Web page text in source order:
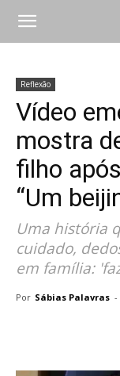
Reflexão
Vídeo
mostra
filho
“Um
Uma história
cuidado,
em família:
Por Sábias Palavras -